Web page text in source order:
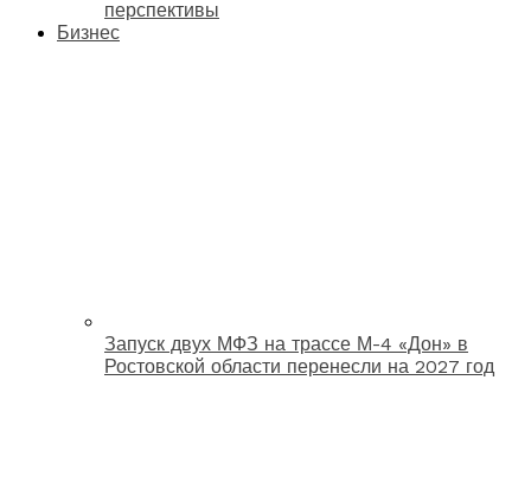
перспективы
Бизнес
Запуск двух МФЗ на трассе М-4 «Дон» в
Ростовской области перенесли на 2027 год